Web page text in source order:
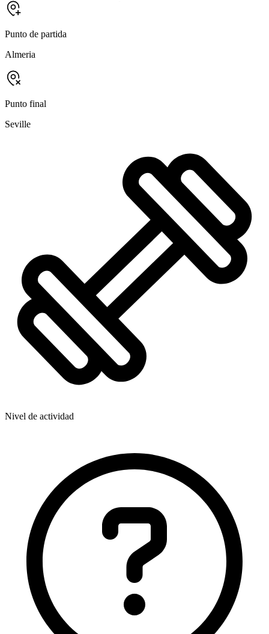
Punto de partida
Almeria
Punto final
Seville
Nivel de actividad